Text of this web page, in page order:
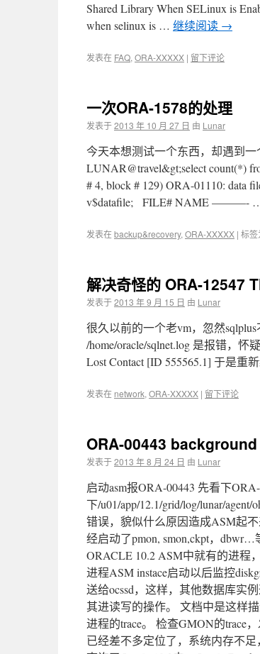
Shared Library When SELinux is
when selinux is … 继续阅读 →
发表在 FAQ, ORA-XXXXX | 留下评论
一次ORA-1578的处理
发表于2013 年 10 月 27 日 由 Lunar
今天本想测试一个东西，却遇到一
LUNAR@travel&gt;select count(*)
# 4, block # 129) ORA-01110: data
v$datafile; FILE# NAME ———-
发表在backup&recovery, ORA-XXXXX | 标签
解决奇怪的 ORA-12547
发表于2013 年 9 月 15 日 由 Lunar
很久以前的一个老vm，忽然sqlplus
/home/oracle/sqlnet.log 是报错，怀
Lost Contact [ID 555565.1] 于是重
发表在 network, ORA-XXXXX | 留下评论
ORA-00443
发表于2013 年 8 月 24 日 由 Lunar
启动asm报ORA-00443 先看下
下/u01/app/12.1/grid/log/lunar/
错误，貌似什么原因造成ASM起
经启动了pmon, smon,ckpt，
ORACLE 10.2 ASM中就有的进程
进程ASM instace启动以后监控
送给ocssd，这样，其他数据库实
其进读写的操作。 文档中是这样
进程的trace。 检查GMON的trace
已经差不多定位了，系统内存不足